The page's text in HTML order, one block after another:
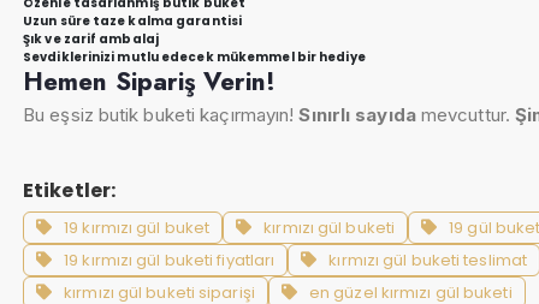
Uzun süre taze kalma garantisi
Şık ve zarif ambalaj
Sevdiklerinizi mutlu edecek mükemmel bir hediye
Hemen Sipariş Verin!
Bu eşsiz butik buketi kaçırmayın!Sınırlı sayıdamevcuttur.
Etiketler:
19 kırmızı gül buket kırmızı gül buketi 19 gül
19 kırmızı gül buketi fiyatları
kırmızı gül buketi teslimat
kırmızı gül buketi siparişi
en güzel kırmızı gül buketi